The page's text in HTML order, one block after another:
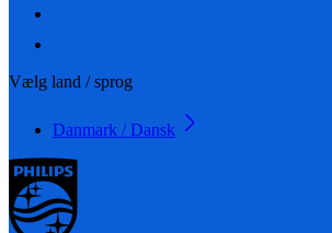
Vælg land / sprog
Danmark / Dansk